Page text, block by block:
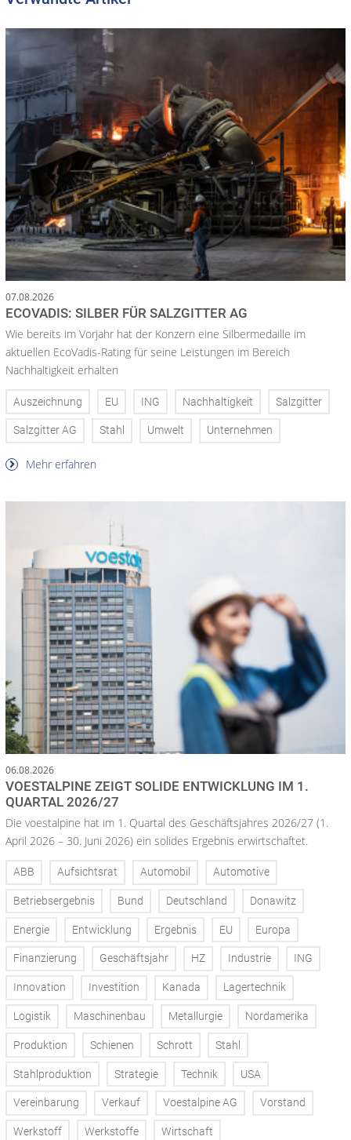
07.08.2026
ECOVADIS: SILBER FÜR SALZGITTER AG
Wie bereits im Vorjahr hat der Konzern eine Silbermedaille im
aktuellen EcoVadis-Rating für seine Leistungen im Bereich
Nachhaltigkeit erhalten
Auszeichnung EU ING Nachhaltigkeit Salzgitter
Salzgitter AG Stahl Umwelt Unternehmen
Mehr erfahren
06.08.2026
VOESTALPINE ZEIGT SOLIDE ENTWICKLUNG IM 1.
QUARTAL 2026/27
Die voestalpine hat im 1. Quartal des Geschäftsjahres 2026/27 (1.
April 2026 – 30. Juni 2026) ein solides Ergebnis erwirtschaftet.
ABB Aufsichtsrat Automobil Automotive
Betriebsergebnis Bund Deutschland Donawitz
Energie Entwicklung Ergebnis EU Europa
Finanzierung Geschäftsjahr HZ Industrie ING
Innovation Investition Kanada Lagertechnik
Logistik Maschinenbau Metallurgie Nordamerika
Produktion Schienen Schrott Stahl
Stahlproduktion Strategie Technik USA
Vereinbarung Verkauf Voestalpine AG Vorstand
Werkstoff Werkstoffe Wirtschaft